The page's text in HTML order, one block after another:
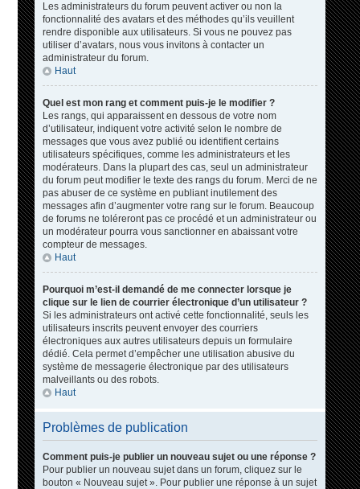
Les administrateurs du forum peuvent activer ou non la
fonctionnalité des avatars et des méthodes qu’ils veuillent
rendre disponible aux utilisateurs. Si vous ne pouvez pas
utiliser d’avatars, nous vous invitons à contacter un
administrateur du forum.
Haut
Quel est mon rang et comment puis-je le modifier ?
Les rangs, qui apparaissent en dessous de votre nom
d’utilisateur, indiquent votre activité selon le nombre de
messages que vous avez publié ou identifient certains
utilisateurs spécifiques, comme les administrateurs et les
modérateurs. Dans la plupart des cas, seul un administrateur
du forum peut modifier le texte des rangs du forum. Merci de ne
pas abuser de ce système en publiant inutilement des
messages afin d’augmenter votre rang sur le forum. Beaucoup
de forums ne toléreront pas ce procédé et un administrateur ou
un modérateur pourra vous sanctionner en abaissant votre
compteur de messages.
Haut
Pourquoi m’est-il demandé de me connecter lorsque je
clique sur le lien de courrier électronique d’un utilisateur ?
Si les administrateurs ont activé cette fonctionnalité, seuls les
utilisateurs inscrits peuvent envoyer des courriers
électroniques aux autres utilisateurs depuis un formulaire
dédié. Cela permet d’empêcher une utilisation abusive du
système de messagerie électronique par des utilisateurs
malveillants ou des robots.
Haut
Problèmes de publication
Comment puis-je publier un nouveau sujet ou une réponse ?
Pour publier un nouveau sujet dans un forum, cliquez sur le
bouton « Nouveau sujet ». Pour publier une réponse à un sujet